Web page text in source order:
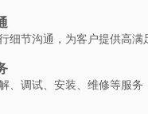
细节沟通，为客户提供高满
、调试、安装、维修等服务